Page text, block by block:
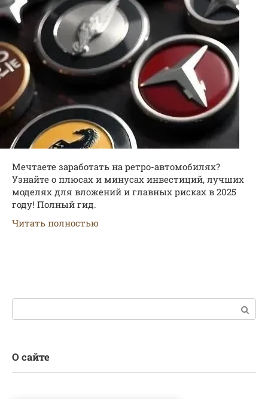
Мечтаете заработать на ретро-автомобилях?
Узнайте о плюсах и минусах инвестиций, лучших
моделях для вложений и главных рисках в 2025
году! Полный гид.
Читать полностью
Поиск:
О сайте